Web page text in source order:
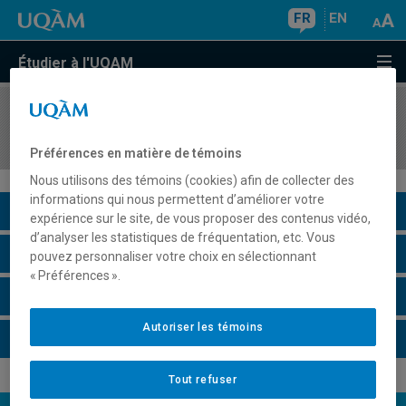
FR EN
Étudier à l'UQAM
COURS//
Description du cours
Horaire - Été 2026
Préférences en matière de témoins
Nous utilisons des témoins (cookies) afin de collecter des
informations qui nous permettent d’améliorer votre
expérience sur le site, de vous proposer des contenus vidéo,
d’analyser les statistiques de fréquentation, etc. Vous
pouvez personnaliser votre choix en sélectionnant
« Préférences ».
Tout refuser
Autoriser les témoins